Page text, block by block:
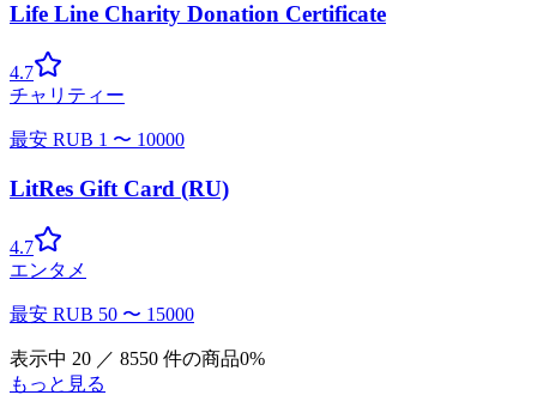
Life Line Charity Donation Certificate
4.7
チャリティー
最安 RUB 1 〜 10000
LitRes Gift Card (RU)
4.7
エンタメ
最安 RUB 50 〜 15000
表示中 20 ／ 8550 件の商品0%
もっと見る